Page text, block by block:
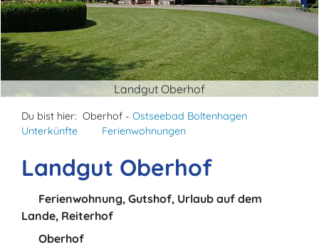
Landgut Oberhof
Du bist hier: Oberhof - Ostseebad Boltenhagen
Unterkünfte
Ferienwohnungen
Landgut Oberhof
Ferienwohnung, Gutshof, Urlaub auf dem
Lande, Reiterhof
Oberhof